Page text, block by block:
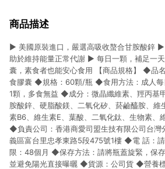
台灣樂天市場，並在同一瀏覽器於24小時內結
市場 45 天內完成訂單出貨及結帳，則不符合贈點
使用APP、或中途瀏覽比價網、回饋網、
由網頁版(電腦版/手機版網頁)切換為App都將
無法進行 LINE POINTS 回饋。 (5) LINE 購物為購物資訊整合性
平台，商品資料更新會有時間差，如顯示之商
位、贈品與台灣樂天市場銷售網頁不符，以銷
(6) 導購訂單已逾 365 天，根據台灣樂天回饋
不符合回饋資格。 (7) 若上述或其他原因，致使消費者無接收到
點數回饋或點數回饋有爭議，台灣樂天市場保
追訴之權利，活動詳情以樂天市場網站公告為
商品描述
▶ 美國原裝進口，嚴選高吸收螯合甘胺酸鋅
助於維持能量正常代謝 ▶ 每日一顆，補足一
囊，素食者也能安心食用 【商品規格】 ◆品
食膠囊 ◆規格：60顆/瓶 ◆食用方法：成人每
1顆，多食無益 ◆成分：微晶纖維素、羥丙基
胺酸鋅、硬脂酸鎂、二氧化矽、菸鹼醯胺、維
素B6、維生素E、葉酸、二氧化鈦、生物素
◆負責公司：香港商愛司盟生技有限公司台
義區富台里忠孝東路5段475號1樓 ◆電 話：
限：48個月 ◆保存方法：請將瓶蓋旋緊，保
並避免陽光直接曝曬 ◆貨源：公司貨 ◆營養